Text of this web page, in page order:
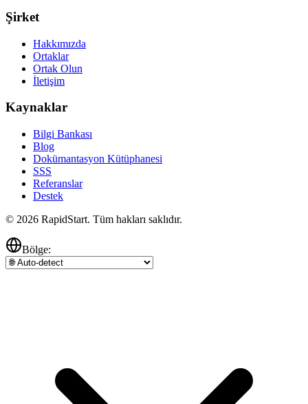
Şirket
Hakkımızda
Ortaklar
Ortak Olun
İletişim
Kaynaklar
Bilgi Bankası
Blog
Dokümantasyon Kütüphanesi
SSS
Referanslar
Destek
© 2026 RapidStart. Tüm hakları saklıdır.
Bölge: